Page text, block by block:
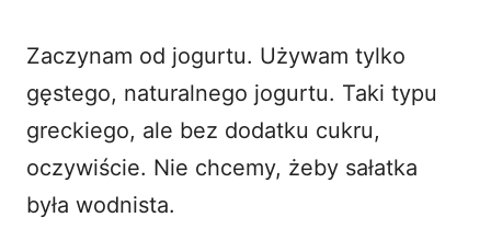
Zaczynam od jogurtu. Używam tylko
gęstego, naturalnego jogurtu. Taki typu
greckiego, ale bez dodatku cukru,
oczywiście. Nie chcemy, żeby sałatka
była wodnista.